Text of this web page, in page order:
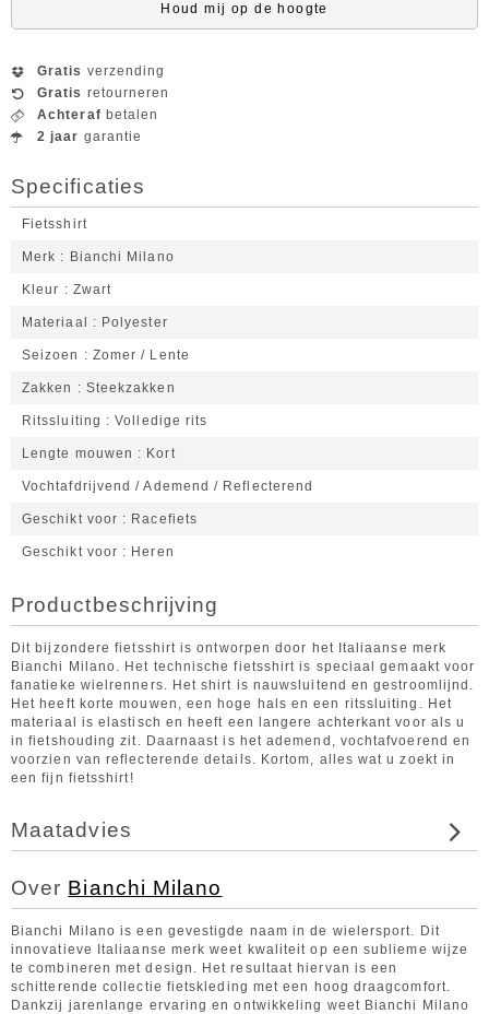
Houd mij op de hoogte
Gratis verzending
Gratis retourneren
Achteraf betalen
2 jaar garantie
Specificaties
Fietsshirt
Merk Bianchi Milano
Kleur Zwart
Materiaal Polyester
Seizoen Zomer / Lente
Zakken Steekzakken
Ritssluiting Volledige rits
Lengte mouwen Kort
Vochtafdrijvend / Ademend / Reflecterend
Geschikt voor Racefiets
Geschikt voor Heren
Productbeschrijving
Dit bijzondere fietsshirt is ontworpen door het Italiaanse merk
Bianchi Milano. Het technische fietsshirt is speciaal gemaakt voor
fanatieke wielrenners. Het shirt is nauwsluitend en gestroomlijnd.
Het heeft korte mouwen, een hoge hals en een ritssluiting. Het
materiaal is elastisch en heeft een langere achterkant voor als u
in fietshouding zit. Daarnaast is het ademend, vochtafvoerend en
voorzien van reflecterende details. Kortom, alles wat u zoekt in
een fijn fietsshirt!
Maatadvies
Over Bianchi Milano
Bianchi Milano is een gevestigde naam in de wielersport. Dit
innovatieve Italiaanse merk weet kwaliteit op een sublieme wijze
te combineren met design. Het resultaat hiervan is een
schitterende collectie fietskleding met een hoog draagcomfort.
Dankzij jarenlange ervaring en ontwikkeling weet Bianchi Milano